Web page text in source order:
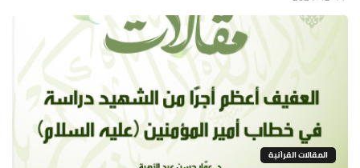
المقالات القراَنية